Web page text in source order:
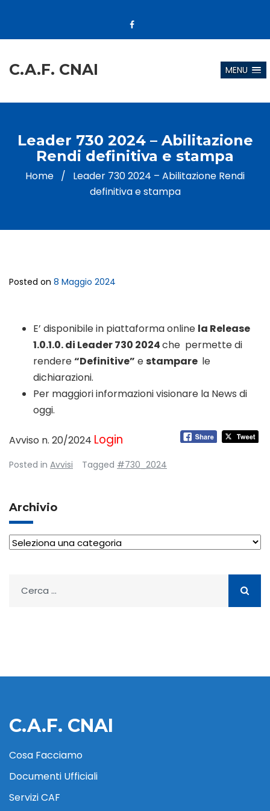
C.A.F. CNAI MENU
Leader 730 2024 – Abilitazione
Rendi definitiva e stampa
Home / Leader 730 2024 – Abilitazione Rendi
definitiva e stampa
Posted on 8 Maggio 2024
E’ disponibile in piattaforma online la Release
1.0.1.0. di Leader 730 2024che permette di
rendere“Definitive” estampare le
dichiarazioni.
Per maggiori informazioni visionare la News di
oggi.
Avviso n. 20/2024 Login
Posted in Avvisi Tagged #730_2024
Archivio
Archivio
per:
C.A.F. CNAI
Cosa Facciamo
Documenti Ufficiali
Servizi CAF